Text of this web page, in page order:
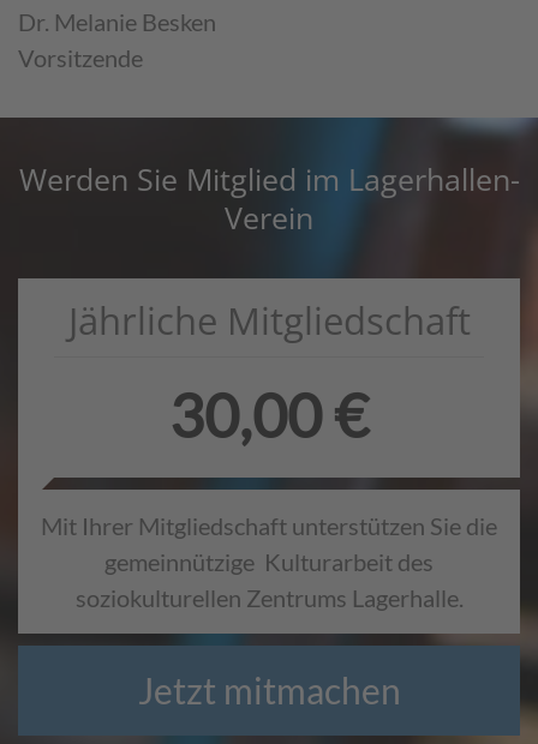
Dr. Melanie Besken
Vorsitzende
Werden Sie Mitglied im Lagerhallen-
Verein
Jährliche Mitgliedschaft
30,00 €
Mit Ihrer Mitgliedschaft unterstützen Sie die
gemeinnützige ­ Kulturarbeit des
soziokulturellen Zentrums Lagerhalle.
Jetzt mitmachen